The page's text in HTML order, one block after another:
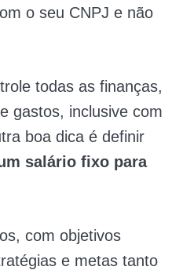
o seu CNPJ e não
todas as finanças,
gastos, inclusive com
boa dica é definir
salário fixo para
com objetivos
e metas tanto